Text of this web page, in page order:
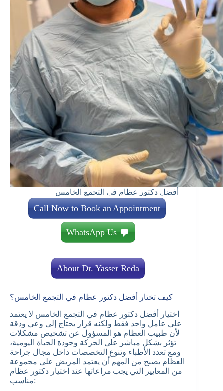
أفضل دكتور عظام في التجمع الخامس
Call Now to Book an Appointment
WhatsApp Us
About Dr. Yasser Reda
كيف تختار أفضل دكتور عظام في التجمع الخامس؟
اختيار أفضل دكتور عظام في التجمع الخامس لا يعتمد
على عامل واحد فقط ولكنه قرار يحتاج إلى وعي ودقة
لأن طبيب العظام هو المسؤول عن تشخيص مشكلات
تؤثر بشكل مباشر على الحركة وجودة الحياة اليومية،
ومع تعدد الأطباء وتنوع التخصصات داخل مجال جراحة
العظام يصبح من المهم أن يعتمد المريض على مجموعة
من المعايير التي يجب مراعاتها عند اختيار دكتور عظام
مناسب: